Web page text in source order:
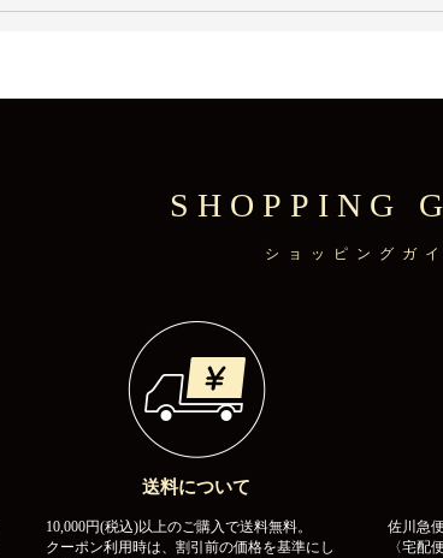
SHOPPING
ショッピングガイ
送料について
10,000円(税込)以上のご購入で送料無料。
クーポン利用時は、割引前の価格を基準にし
佐川急
〈宅配